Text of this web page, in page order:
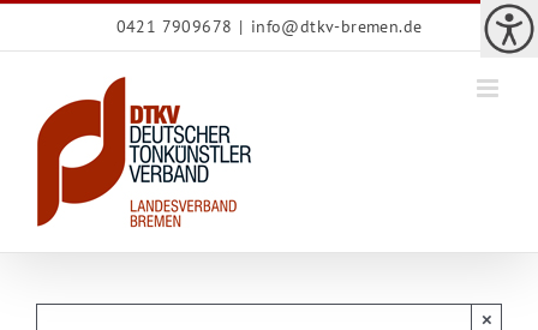
0421 7909678 | info@dtkv-bremen.de
×